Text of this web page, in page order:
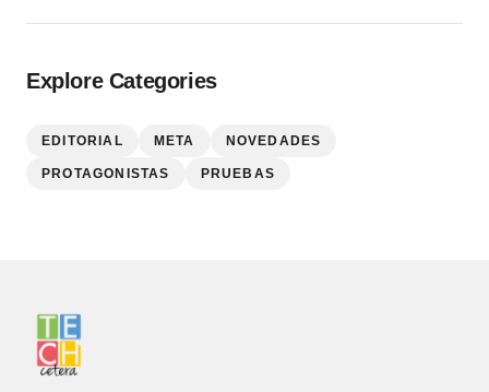
Explore Categories
EDITORIAL META NOVEDADES
PROTAGONISTAS PRUEBAS